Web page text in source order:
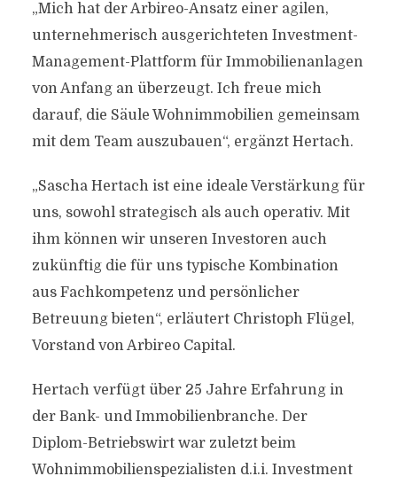
„Mich hat der Arbireo-Ansatz einer agilen,
unternehmerisch ausgerichteten Investment-
Management-Plattform für Immobilienanlagen
von Anfang an überzeugt. Ich freue mich
darauf, die Säule Wohnimmobilien gemeinsam
mit dem Team auszubauen“, ergänzt Hertach.
„Sascha Hertach ist eine ideale Verstärkung für
uns, sowohl strategisch als auch operativ. Mit
ihm können wir unseren Investoren auch
zukünftig die für uns typische Kombination
aus Fachkompetenz und persönlicher
Betreuung bieten“, erläutert Christoph Flügel,
Vorstand von Arbireo Capital.
Hertach verfügt über 25 Jahre Erfahrung in
der Bank- und Immobilienbranche. Der
Diplom-Betriebswirt war zuletzt beim
Wohnimmobilienspezialisten d.i.i. Investment